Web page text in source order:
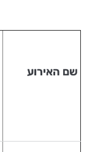
שם האירוע